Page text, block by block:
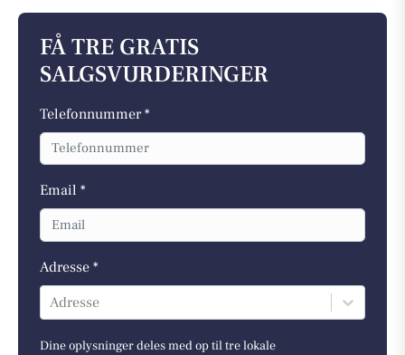
FÅ TRE GRATIS
SALGSVURDERINGER
Telefonnummer *
Email *
Adresse *
Adresse
Dine oplysninger deles med op til tre lokale